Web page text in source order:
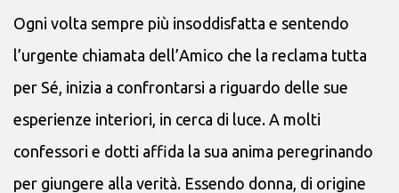
Ogni volta sempre più insoddisfatta e sentendo
l’urgente chiamata dell’Amico che la reclama tutta
per Sé, inizia a confrontarsi a riguardo delle sue
esperienze interiori, in cerca di luce. A molti
confessori e dotti affida la sua anima peregrinando
per giungere alla verità. Essendo donna, di origine